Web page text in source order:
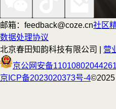
邮箱：feedback@coze.cn社区
数据处理协议
北京春田知韵科技有限公司 |
营
京公网安备
京ICP备2023020373号-4©2025